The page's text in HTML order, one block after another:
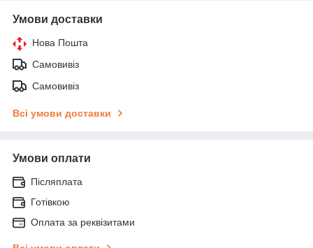
Умови доставки
Нова Пошта
Самовивіз
Самовивіз
Всі умови доставки
Умови оплати
Післяплата
Готівкою
Оплата за реквізитами